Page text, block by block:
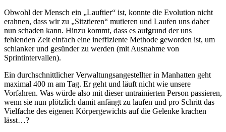
Obwohl der Mensch ein „Lauftier“ ist, konnte die Evolution nicht
erahnen, dass wir zu „Sitztieren“ mutieren und Laufen uns daher
nun schaden kann. Hinzu kommt, dass es aufgrund der uns
fehlenden Zeit einfach eine ineffiziente Methode geworden ist, um
schlanker und gesünder zu werden (mit Ausnahme von
Sprintintervallen).
Ein durchschnittlicher Verwaltungsangestellter in Manhatten geht
maximal 400 m am Tag. Er geht und läuft nicht wie unsere
Vorfahren. Was würde also mit dieser untrainierten Person passieren,
wenn sie nun plötzlich damit anfängt zu laufen und pro Schritt das
Vielfache des eigenen Körpergewichts auf die Gelenke krachen
lässt…?